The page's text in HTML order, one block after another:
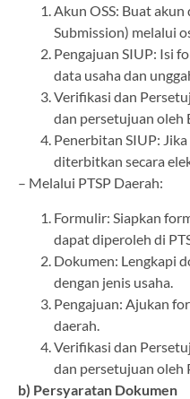
Akun OSS: Buat akun
Submission) melalui
Pengajuan SIUP: Isi
data usaha dan
Verifikasi dan
dan persetujuan oleh
Penerbitan SIUP:
diterbitkan secara
– Melalui PTSP Daerah:
Formulir: Siapkan
dapat diperoleh di
Dokumen: Lengkapi
dengan jenis usaha.
Pengajuan: Ajukan
daerah.
Verifikasi dan
dan persetujuan oleh
b) Persyaratan Dokumen